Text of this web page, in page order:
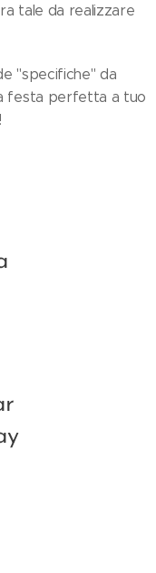
tale da realizzare
"specifiche" da
festa perfetta a tuo